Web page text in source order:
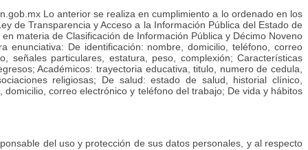
Lo anterior se realiza en cumplimiento a lo ordenado en los
de Transparencia y Acceso a la Información Pública del Estado de
materia de Clasificación de Información Pública y Décimo Noveno
De identificación: nombre, domicilio, teléfono, correo
señales particulares, estatura, peso, complexión; Características
Académicos: trayectoria educativa, titulo, numero de cedula,
religiosas; De salud: estado de salud, historial clínico,
correo electrónico y teléfono del trabajo; De vida y hábitos
del uso y protección de sus datos personales, y al respecto